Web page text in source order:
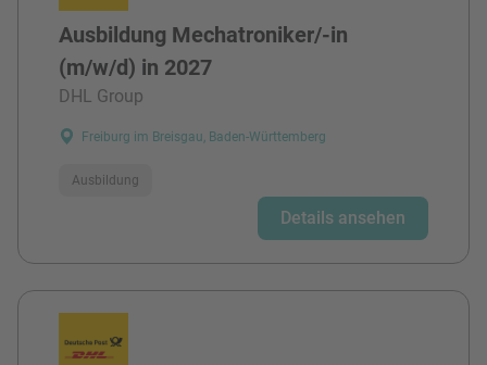
Ausbildung Mechatroniker/-in
(m/w/d) in 2027
DHL Group
Freiburg im Breisgau, Baden-Württemberg
Ausbildung
Details ansehen